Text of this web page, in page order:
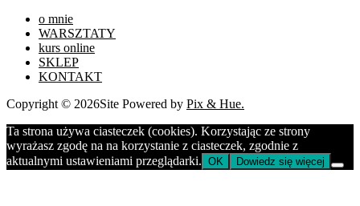
o mnie
WARSZTATY
kurs online
SKLEP
KONTAKT
Copyright © 2026Site Powered by Pix & Hue.
Ta strona używa ciasteczek (cookies). Korzystając ze strony
wyrażasz zgodę na na korzystanie z ciasteczek, zgodnie z
aktualnymi ustawieniami przeglądarki. OK Dowiedz się więcej